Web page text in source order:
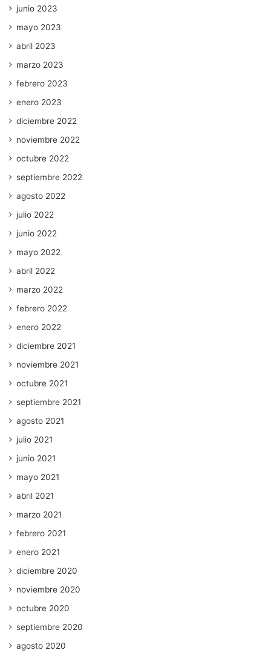
junio 2023
mayo 2023
abril 2023
marzo 2023
febrero 2023
enero 2023
diciembre 2022
noviembre 2022
octubre 2022
septiembre 2022
agosto 2022
julio 2022
junio 2022
mayo 2022
abril 2022
marzo 2022
febrero 2022
enero 2022
diciembre 2021
noviembre 2021
octubre 2021
septiembre 2021
agosto 2021
julio 2021
junio 2021
mayo 2021
abril 2021
marzo 2021
febrero 2021
enero 2021
diciembre 2020
noviembre 2020
octubre 2020
septiembre 2020
agosto 2020